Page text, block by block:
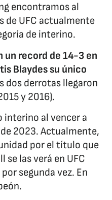
encontramos al
de UFC actualmente
de interino.
un record de 14-3 en
Blaydes su único
dos derrotas llegaron
y 2016).
al vencer a
2023. Actualmente,
por el título que
se las verá en UFC
segunda vez. En